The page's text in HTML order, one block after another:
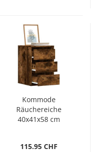
Kommode
Räuchereiche
40x41x58 cm
115.95 CHF